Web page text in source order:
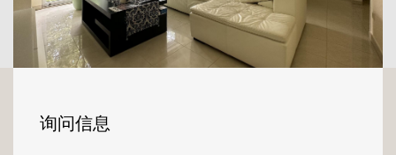
également d'un accès à l'espace extérieur.
La partie nuit se compose de deux chambres
à coucher de 13m2 et 18m2, d'une salle de
Une cave et un emplacement de parking
询问信息